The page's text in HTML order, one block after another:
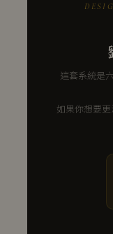
這套系統是
如果你想要